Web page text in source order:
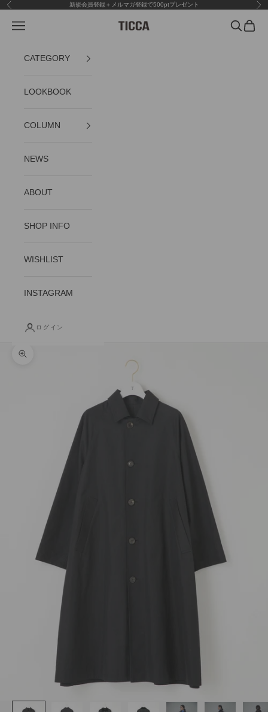
コンテンツへスキップ
前へ 新規会員登録＋メルマガ登録で500ptプレゼント 次
TICCA
メニュー 検索カート
CATEGORY
LOOKBOOK
COLUMN
NEWS
ABOUT
SHOP INFO
WISHLIST
INSTAGRAM
ログイン
ズームイン